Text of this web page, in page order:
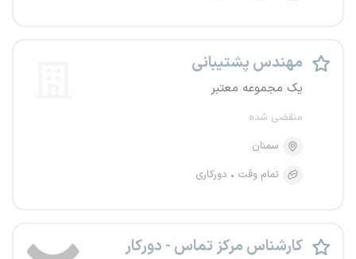
مهندس پشتیبانی
یک مجموعه معتبر
منقضی شده
سمنان
تمام وقت
دورکاری
کارشناس مرکز تماس - دورکار